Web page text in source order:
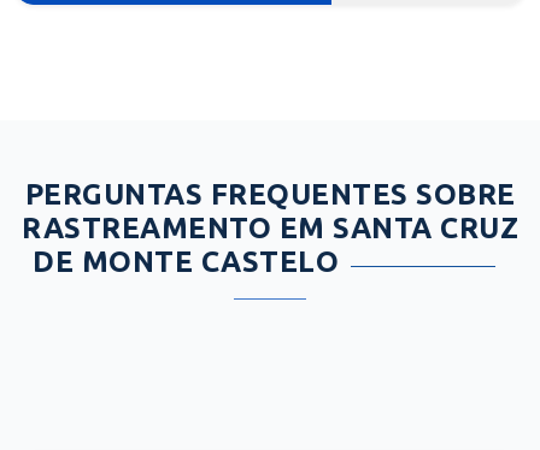
PERGUNTAS FREQUENTES SOBRE
RASTREAMENTO EM SANTA CRUZ
DE MONTE CASTELO